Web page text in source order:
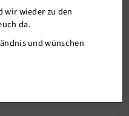
als amtierende
bei den Westdeutschen
unter Beweis stellen.
klar für sich und gewann die
wir wieder zu den
da.
und wünschen